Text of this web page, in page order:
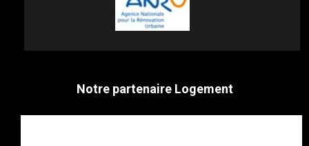
Notre partenaire Logement